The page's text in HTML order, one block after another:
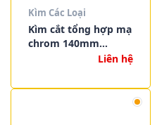
Kìm Các Loại
Kìm cắt tổng hợp mạ
chrom 140mm
Knipex 03 05 140Liên hệ